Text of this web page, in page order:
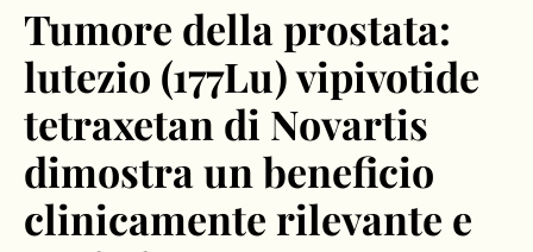
Tumore della prostata:
lutezio (177Lu) vipivotide
tetraxetan di Novartis
dimostra un beneficio
clinicamente rilevante e